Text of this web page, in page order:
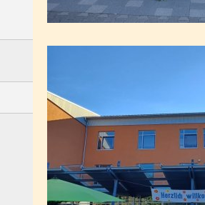
und pädagogische Fachkräfte
Miteinanderregeln